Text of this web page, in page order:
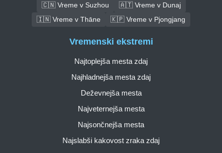
🇨🇳 Vreme v Suzhou
🇦🇹 Vreme v Dunaj
🇮🇳 Vreme v Thāne
🇰🇵 Vreme v Pjongjang
Vremenski ekstremi
Najtoplejša mesta zdaj
Najhladnejša mesta zdaj
Deževnejša mesta
Najveternejša mesta
Najsončnejša mesta
Najslabši kakovost zraka zdaj